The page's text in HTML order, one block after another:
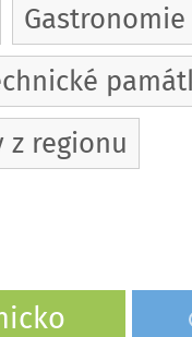
Gastronomie
z regionu